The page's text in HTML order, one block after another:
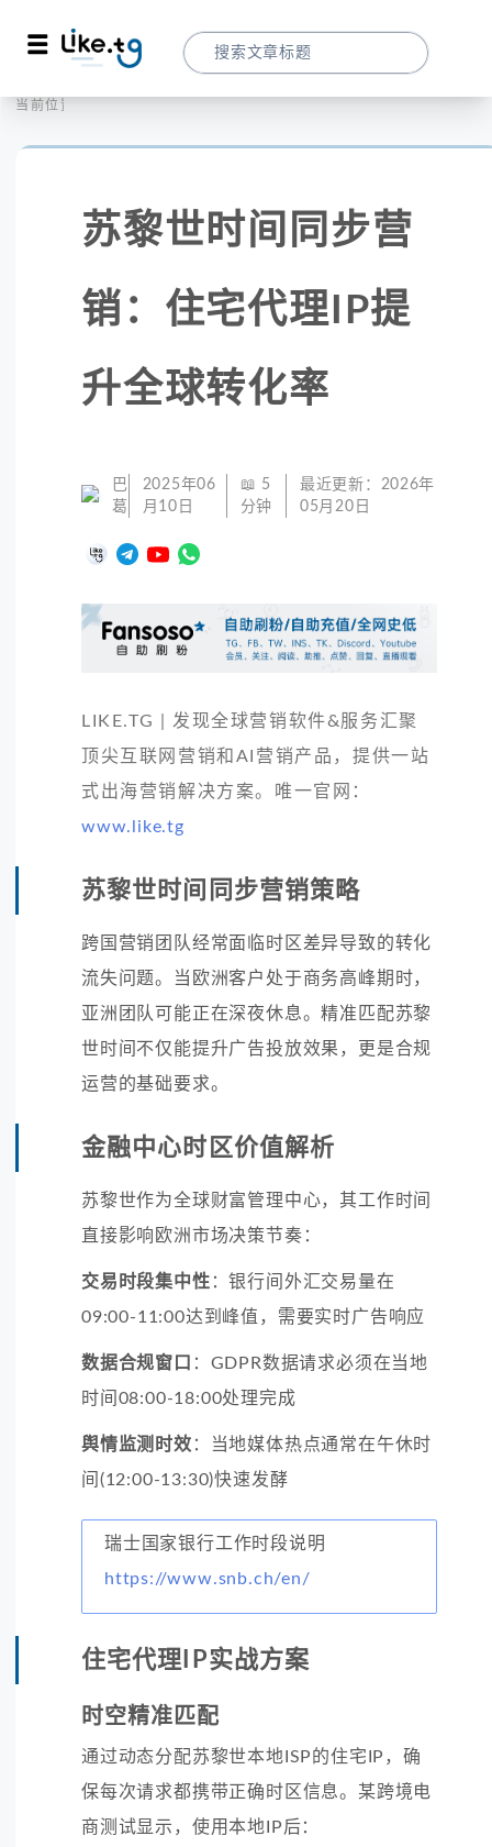
当前位置：
苏黎世时间同步营
销：住宅代理IP提
升全球转化率
巴
葛
2025年06
月10日
📖 5
分钟
最近更新： 2026年
05月20日
LIKE.TG | 发现全球营销软件&服务汇聚
顶尖互联网营销和AI营销产品，提供一站
式出海营销解决方案。唯一官网：
www.like.tg
苏黎世时间同步营销策略
跨国营销团队经常面临时区差异导致的转化
流失问题。当欧洲客户处于商务高峰期时，
亚洲团队可能正在深夜休息。精准匹配苏黎
世时间不仅能提升广告投放效果，更是合规
运营的基础要求。
金融中心时区价值解析
苏黎世作为全球财富管理中心，其工作时间
直接影响欧洲市场决策节奏：
交易时段集中性 ：银行间外汇交易量在
09:00-11:00达到峰值，需要实时广告响应
数据合规窗口 ：GDPR数据请求必须在当地
时间08:00-18:00处理完成
舆情监测时效 ：当地媒体热点通常在午休时
间(12:00-13:30)快速发酵
瑞士国家银行工作时段说明
https://www.snb.ch/en/
住宅代理IP实战方案
时空精准匹配
通过动态分配苏黎世本地ISP的住宅IP，确
保每次请求都携带正确时区信息。某跨境电
商测试显示，使用本地IP后：